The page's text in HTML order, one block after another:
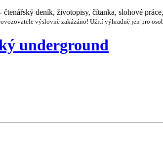
- čtenářský deník, životopisy, čítanka, slohové
výslovně zakázáno! Užití výhradně jen pro
underground